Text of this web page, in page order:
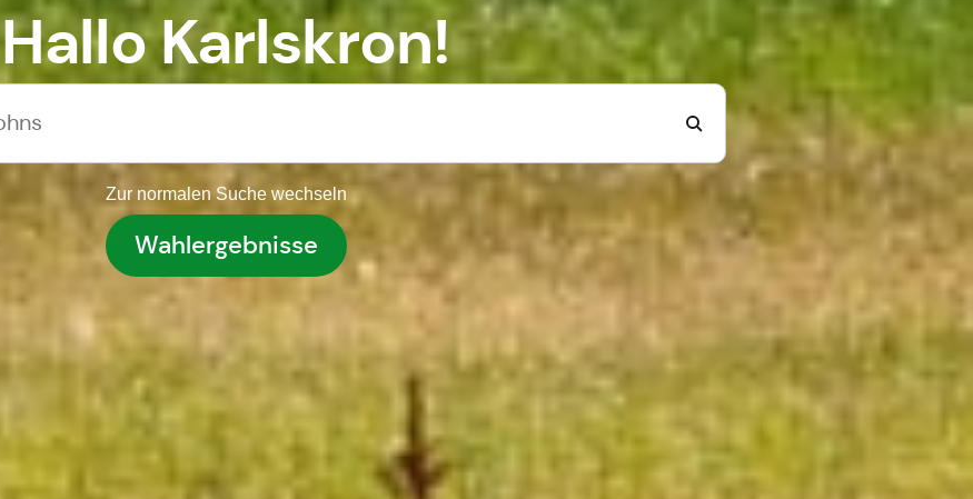
Hallo Karlskron!
Zur normalen Suche wechseln
Wahlergebnisse